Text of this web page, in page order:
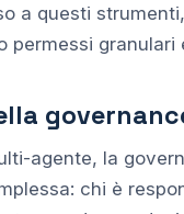
a questi strumenti,
permessi granulari
agente, la
chi è